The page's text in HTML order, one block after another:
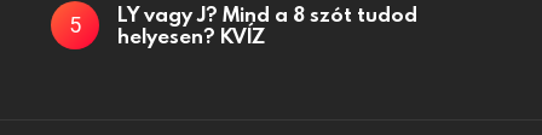
LY vagy J? Mind a 8 szót tudod
helyesen? KVÍZ